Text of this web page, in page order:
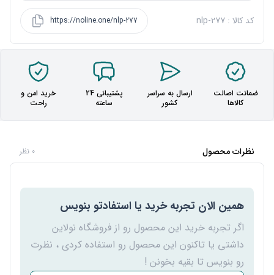
کد کالا : nlp-277 https://noline.one/nlp-277
ضمانت اصالت
کالاها
ارسال به سراسر
کشور
پشتیبانی 24
ساعته
خرید امن و
راحت
نظرات محصول 0 نظر
همین الان تجربه خرید یا استفادتو بنویس
اگر تجربه خرید این محصول رو از فروشگاه نولاین
داشتی یا تاکنون این محصول رو استفاده کردی ، نظرت
رو بنویس تا بقیه بخونن !